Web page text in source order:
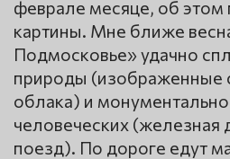
феврале месяце, об этом
картины. Мне ближе
Подмосковье» удачно
природы (изображенные
облака) и
человеческих (железная
поезд). По дороге едут